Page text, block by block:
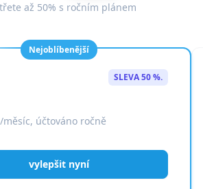
až 50% s ročním plánem
Nejoblíbenější
SLEVA 50 %.
/měsíc, účtováno ročně
vylepšit nyní